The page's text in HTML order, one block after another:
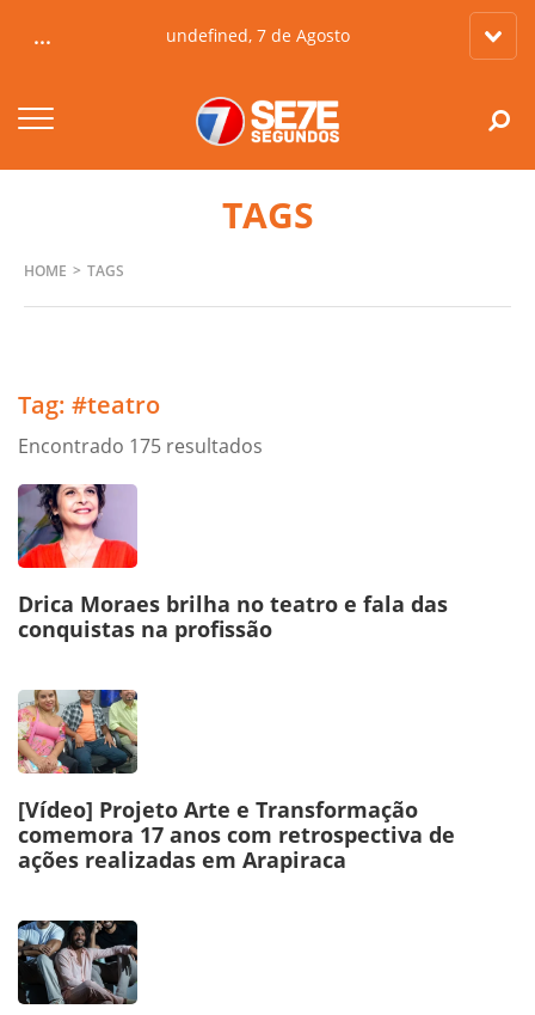
... undefined, 7 de Agosto
HOME TAGS
TAGS
Tag: #teatro
Encontrado 175 resultados
Drica Moraes brilha no teatro e fala das
conquistas na profissão
[Vídeo] Projeto Arte e Transformação
comemora 17 anos com retrospectiva de
ações realizadas em Arapiraca